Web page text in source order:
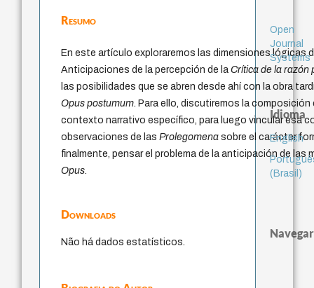
Resumo
En este artículo exploraremos las dimensiones lógicas
Anticipaciones de la percepción de laCrítica de la razón
las posibilidades que se abren desde ahí con la obra
Opus postumum. Para ello, discutiremos la
contexto narrativo específico, para luego vincular esa
observaciones de lasProlegomenasobre el carácter
finalmente, pensar el problema de la anticipación de las
Opus.
Downloads
Não há dados estatísticos.
Open
Journal
Systems
Idioma
English
(Brasil)
Navegar